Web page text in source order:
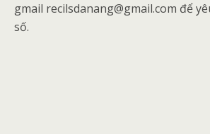
gmail recilsdanang@gmail.com để
số.